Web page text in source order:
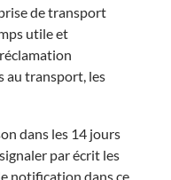
de transport
utile et
au transport, les
dans les 14 jours
par écrit les
notification dans ce